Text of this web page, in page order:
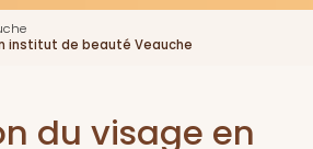
institut de beauté Veauche
du visage en